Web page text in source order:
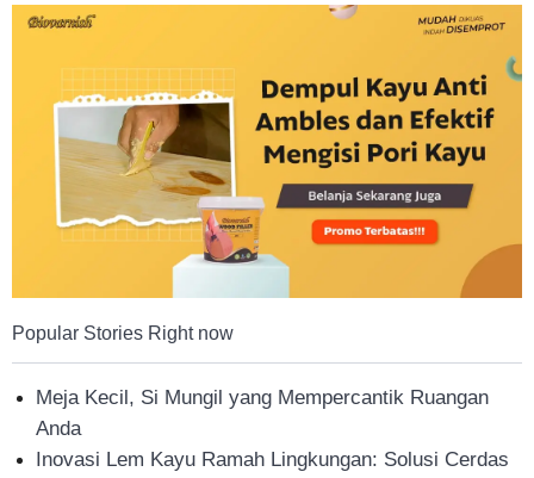
Popular Stories Right now
Meja Kecil, Si Mungil yang Mempercantik Ruangan
Anda
Inovasi Lem Kayu Ramah Lingkungan: Solusi Cerdas